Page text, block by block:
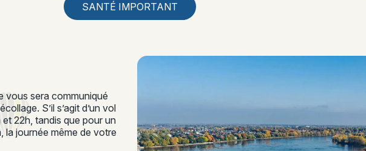
SANTÉ IMPORTANT
vous sera communiqué
S’il s’agit d’un vol
22h, tandis que pour un
la journée même de votre